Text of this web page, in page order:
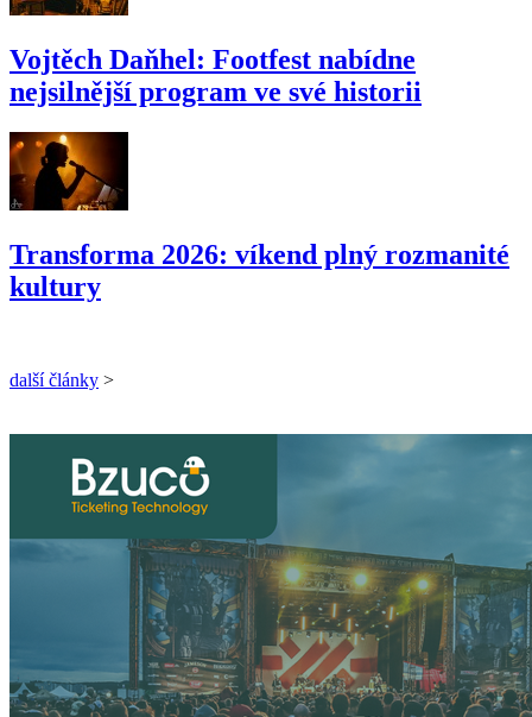
Vojtěch Daňhel: Footfest nabídne
nejsilnější program ve své historii
Transforma 2026: víkend plný rozmanité
kultury
další články >